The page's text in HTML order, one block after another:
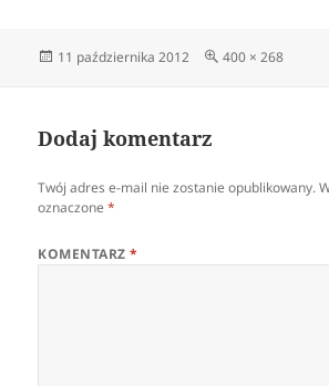
Data
11 października 2012
Pełny
400 × 268
Dodaj komentarz
Twój adres e-mail nie zostanie opublikowany.
oznaczone*
KOMENTARZ*